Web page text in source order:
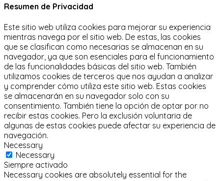
Resumen de Privacidad
Este sitio web utiliza cookies para mejorar su experiencia
mientras navega por el sitio web. De estas, las cookies
que se clasifican como necesarias se almacenan en su
navegador, ya que son esenciales para el funcionamiento
de las funcionalidades básicas del sitio web. También
utilizamos cookies de terceros que nos ayudan a analizar
y comprender cómo utiliza este sitio web. Estas cookies
se almacenarán en su navegador solo con su
consentimiento. También tiene la opción de optar por no
recibir estas cookies. Pero la exclusión voluntaria de
algunas de estas cookies puede afectar su experiencia de
navegación.
Necessary
Necessary
Siempre activado
Necessary cookies are absolutely essential for the